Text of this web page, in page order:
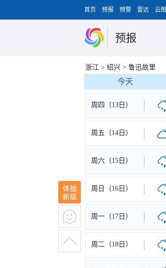
首页 预报 预警 雷达 云图
预报
浙江 > 绍兴 > 鲁迅故里
今天
周四（13日）
周五（14日）
周六（15日）
周日（16日）
周一（17日）
周二（18日）